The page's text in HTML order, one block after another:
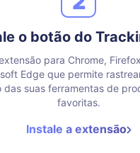
o botão do
para Chrome,
Edge que permite
das suas ferramentas de
favoritas.
Instale a extensão